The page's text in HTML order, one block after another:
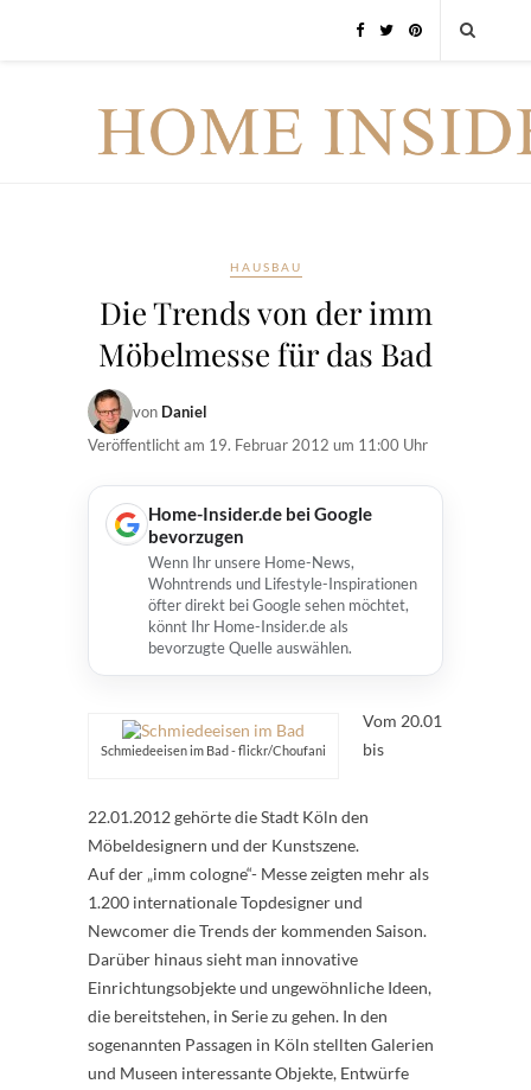
HAUSBAU
Die Trends von der imm
Möbelmesse für das Bad
von Daniel
Veröffentlicht am 19. Februar 2012 um 11:00 Uhr
Home-Insider.de bei Google
bevorzugen
Wenn Ihr unsere Home-News,
Wohntrends und Lifestyle-Inspirationen
öfter direkt bei Google sehen möchtet,
könnt Ihr Home-Insider.de als
bevorzugte Quelle auswählen.
Schmiedeeisen im Bad - flickr/Choufani
Vom 20.01
bis
22.01.2012 gehörte die Stadt Köln den
Möbeldesignern und der Kunstszene.
Auf der „imm cologne“- Messe zeigten mehr als
1.200 internationale Topdesigner und
Newcomer die Trends der kommenden Saison.
Darüber hinaus sieht man innovative
Einrichtungsobjekte und ungewöhnliche Ideen,
die bereitstehen, in Serie zu gehen. In den
sogenannten Passagen in Köln stellten Galerien
und Museen interessante Objekte, Entwürfe